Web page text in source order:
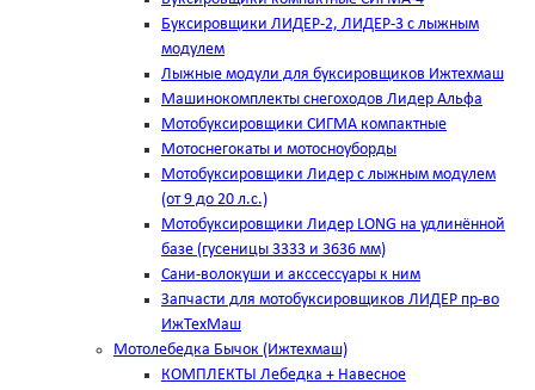
Буксировщики ЛИДЕР-2, ЛИДЕР-3 c лыжным
модулем
Лыжные модули для буксировщиков Ижтехмаш
Машинокомплекты снегоходов Лидер Альфа
Мотобуксировщики СИГМА компактные
Мотоснегокаты и мотосноуборды
Мотобуксировщики Лидер с лыжным модулем
(от 9 до 20 л.с.)
Мотобуксировщики Лидер LONG на удлинённой
базе (гусеницы 3333 и 3636 мм)
Сани-волокуши и акссессуары к ним
Запчасти для мотобуксировщиков ЛИДЕР пр-во
ИжТехМаш
Мотолебедка Бычок (Ижтехмаш)
КОМПЛЕКТЫ Лебедка + Навесное